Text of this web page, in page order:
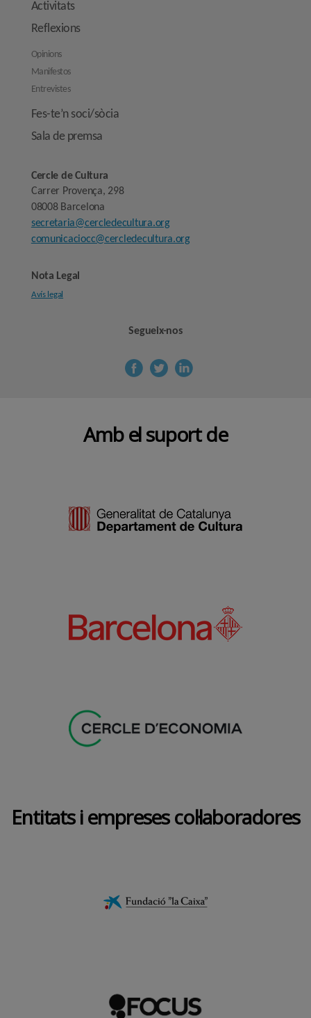
Activitats
Reflexions
Opinions
Manifestos
Entrevistes
Fes-te’n soci/sòcia
Sala de premsa
Cercle de Cultura
Carrer Provença, 298
08008 Barcelona
secretaria@cercledecultura.org
comunicaciocc@cercledecultura.org
Nota Legal
Avís legal
Segueix-nos
Amb el suport de
Entitats i empreses col·laboradores